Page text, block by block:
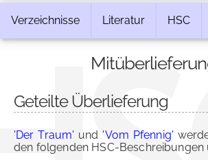
Verzeichnisse Literatur HSC
Geteilte Überlieferung
'Der Traum' und 'Vom Pfennig'
den folgenden HSC-Beschreibungen